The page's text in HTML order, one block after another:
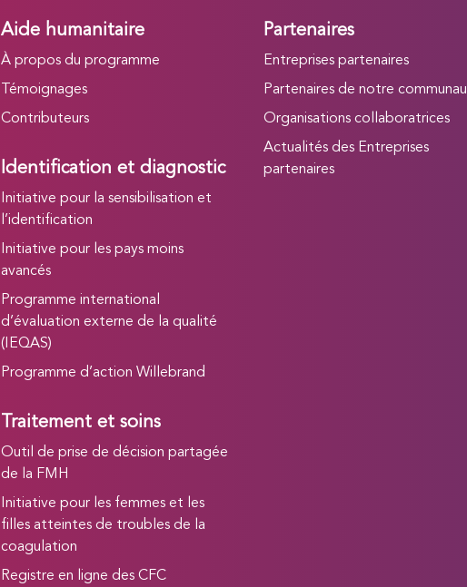
Aide humanitaire
À propos du programme
Témoignages
Contributeurs
Identification et diagnostic
Initiative pour la sensibilisation et
l’identification
Initiative pour les pays moins
avancés
Programme international
d’évaluation externe de la qualité
(IEQAS)
Programme d’action Willebrand
Traitement et soins
Outil de prise de décision partagée
de la FMH
Initiative pour les femmes et les
filles atteintes de troubles de la
coagulation
Registre en ligne des CFC
Partenaires
Entreprises partenaires
Partenaires de notre
Organisations collaboratrices
Actualités des Entreprises
partenaires